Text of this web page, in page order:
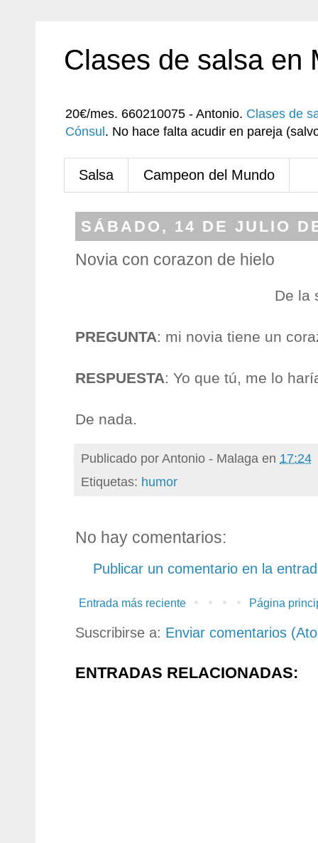
Clases de salsa en
20€/mes. 660210075 - Antonio. Clases de
Cónsul . No hace falta acudir en pareja
Salsa Campeon del Mundo
SÁBADO, 14 DE JULIO
Novia con corazon de hielo
De la
PREGUNTA: mi novia tiene un
RESPUESTA: Yo que tú, me lo
De nada.
Publicado porAntonio - Malaga en 17:24
Etiquetas: humor
No hay comentarios:
Publicar un comentario en la
Entrada más reciente Página
Suscribirse a: Enviar comentarios
ENTRADAS RELACIONADAS: